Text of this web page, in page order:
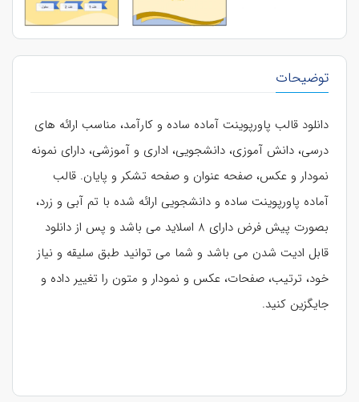
توضیحات
دانلود قالب پاورپوینت آماده ساده و کارآمد، مناسب ارائه های
درسی، دانش آموزی، دانشجویی، اداری و آموزشی، دارای نمونه
نمودار و عکس، صفحه عنوان و صفحه تشکر و پایان. قالب
آماده پاورپوینت ساده و دانشجویی ارائه شده با تم آبی و زرد،
بصورت پیش فرض دارای 8 اسلاید می باشد و پس از دانلود
قابل ادیت شدن می باشد و شما می توانید طبق سلیقه و نیاز
خود، ترتیب، صفحات، عکس و نمودار و متون را تغییر داده و
جایگزین کنید.